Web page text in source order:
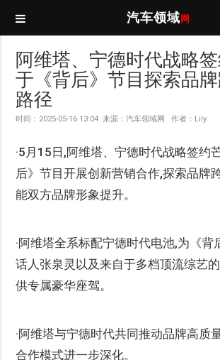
汽车领域 网
阿维塔、宁德时代战略
于《背后》节目探索品
路径
时间：2025-05-16 13:04 来源：汽车领域网 作者：Lily
·5月15日,阿维塔、宁德时代战略签约
后》节目开展创新营销合作,探索品牌
能双方品牌形象提升。
·阿维塔全系标配宁德时代电池,为《背
话人张泉灵以及来自于多档顶流综艺
供专属豪华座驾。
·阿维塔与宁德时代共同推动品牌高质
合作模式进一步深化。